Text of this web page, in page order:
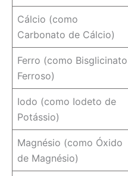
Cálcio (como
Carbonato de Cálcio)
Ferro (como Bisglicinato
Ferroso)
Iodo (como Iodeto de
Potássio)
Magnésio (como Óxido
de Magnésio)